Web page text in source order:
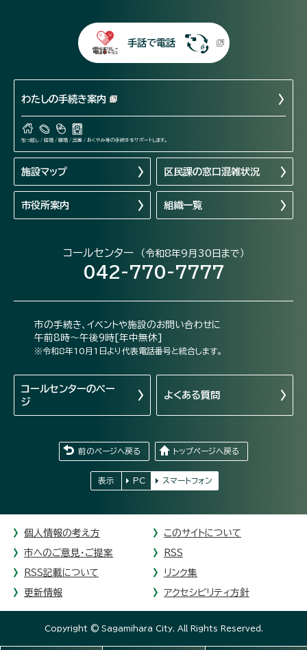
手話で電話
わたしの手続き案内
引っ越し / 結婚 / 離婚 / 出産 / おくやみ等の手続きをサポートします。
施設マップ 区民課の窓口混雑状況
市役所案内 組織一覧
コールセンター （令和8年9月30日まで）
042-770-7777
市の手続き、イベントや施設のお問い合わせに
午前8時～午後9時[年中無休]
※令和8年10月1日より代表電話番号と統合します。
コールセンターのペー
ジ
よくある質問
前のページへ戻る トップページへ戻る
表示 PC スマートフォン
個人情報の考え方 このサイトについて
市へのご意見・ご提案 RSS
RSS記載について リンク集
更新情報 アクセシビリティ方針
Copyright © Sagamihara City. All Rights Reserved.